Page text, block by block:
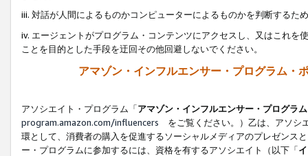
iii. 対話が人間によるものかコンピューターによるものかを判断するた
iv. エージェントがプログラム・コンテンツにアクセスし、又はこれ
ことを目的とした手段を迂回その他回避しないでください。
アマゾン・インフルエンサー・プログラム・
アソシエイト・プログラム「アマゾン・インフルエンサー・プログラム
program.amazon.com/influencers をご覧ください。）乙は、アソシ
環として、消費者の購入を促進するソーシャルメディアのプレゼンス
ー・プログラムに参加するには、資格を有するアソシエイト（以下「